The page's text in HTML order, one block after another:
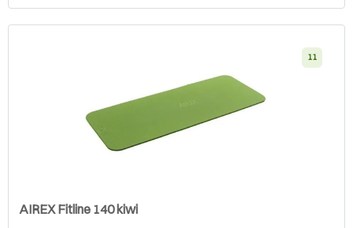
11
AIREX Fitline 140 kiwi